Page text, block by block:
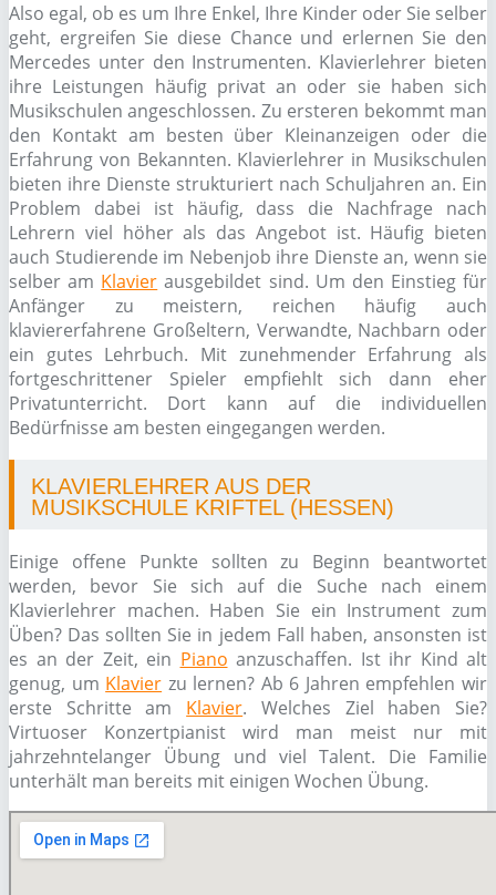
Also egal, ob es um Ihre Enkel, Ihre Kinder oder Sie selber
geht, ergreifen Sie diese Chance und erlernen Sie den
Mercedes unter den Instrumenten. Klavierlehrer bieten
ihre Leistungen häufig privat an oder sie haben sich
Musikschulen angeschlossen. Zu ersteren bekommt man
den Kontakt am besten über Kleinanzeigen oder die
Erfahrung von Bekannten. Klavierlehrer in Musikschulen
bieten ihre Dienste strukturiert nach Schuljahren an. Ein
Problem dabei ist häufig, dass die Nachfrage nach
Lehrern viel höher als das Angebot ist. Häufig bieten
auch Studierende im Nebenjob ihre Dienste an, wenn sie
selber am Klavier ausgebildet sind. Um den Einstieg für
Anfänger zu meistern, reichen häufig auch
klaviererfahrene Großeltern, Verwandte, Nachbarn oder
ein gutes Lehrbuch. Mit zunehmender Erfahrung als
fortgeschrittener Spieler empfiehlt sich dann eher
Privatunterricht. Dort kann auf die individuellen
Bedürfnisse am besten eingegangen werden.
KLAVIERLEHRER AUS DER
MUSIKSCHULE KRIFTEL (HESSEN)
Einige offene Punkte sollten zu Beginn beantwortet
werden, bevor Sie sich auf die Suche nach einem
Klavierlehrer machen. Haben Sie ein Instrument zum
Üben? Das sollten Sie in jedem Fall haben, ansonsten ist
es an der Zeit, ein Piano anzuschaffen. Ist ihr Kind alt
genug, um Klavier zu lernen? Ab 6 Jahren empfehlen wir
erste Schritte am Klavier. Welches Ziel haben Sie?
Virtuoser Konzertpianist wird man meist nur mit
jahrzehntelanger Übung und viel Talent. Die Familie
unterhält man bereits mit einigen Wochen Übung.